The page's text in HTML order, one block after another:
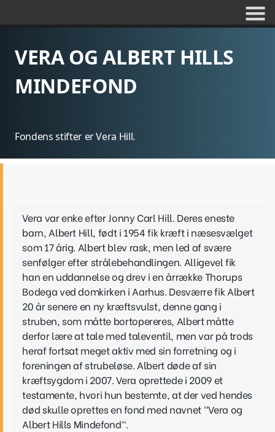
VERA OG ALBERT HILLS
MINDEFOND
Fondens stifter er Vera Hill.
Vera var enke efter Jonny Carl Hill. Deres eneste
barn, Albert Hill, født i 1954 fik kræft i næsesvælget
som 17 årig. Albert blev rask, men led af svære
senfølger efter strålebehandlingen. Alligevel fik
han en uddannelse og drev i en årrække Thorups
Bodega ved domkirken i Aarhus. Desværre fik Albert
20 år senere en ny kræftsvulst, denne gang i
struben, som måtte bortopereres, Albert måtte
derfor lære at tale med taleventil, men var på trods
heraf fortsat meget aktiv med sin forretning og i
foreningen af strubeløse. Albert døde af sin
kræftsygdom i 2007. Vera oprettede i 2009 et
testamente, hvori hun bestemte, at der ved hendes
død skulle oprettes en fond med navnet "Vera og
Albert Hills Mindefond".